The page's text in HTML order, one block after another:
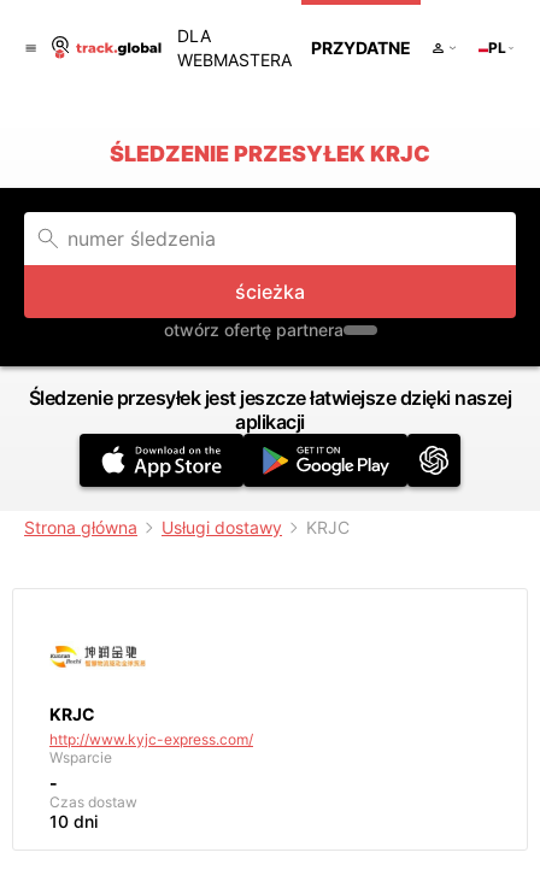
DLA
WEBMASTERA
PRZYDATNE PL
ŚLEDZENIE PRZESYŁEK KRJC
ścieżka
otwórz ofertę partnera
Śledzenie przesyłek jest jeszcze łatwiejsze dzięki naszej
aplikacji
Strona główna Usługi dostawy KRJC
KRJC
http://www.kyjc-express.com/
Wsparcie
-
Czas dostaw
10 dni